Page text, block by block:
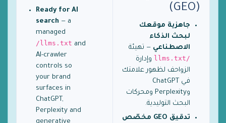
(GEO)
جاهزية موقعك
لبحث الذكاء
الاصطناعي — تهيئة
/llms.txt
وإدارة
الزواحف لظهور علامتك
في ChatGPT
وPerplexity ومحركات
البحث التوليدية.
تدقيق GEO مخصّص
Ready for AI
search — a
managed
/llms.txt and
AI-crawler
controls so
your brand
surfaces in
ChatGPT,
Perplexity and